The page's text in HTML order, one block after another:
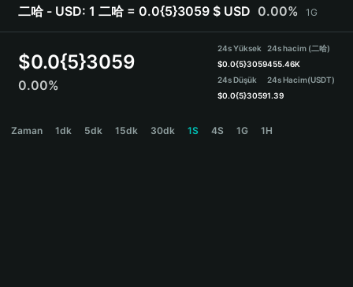
Bahasa Indonesia
ภาษาไทย
Español
Español (Argentina)
二哈 - USD: 1 二哈 = 0.0{5}3059 $ USD 0.00% 1G
$0.0{5}3059
0.00%
24s Yüksek
$0.0{5}3059
24s Düşük
$0.0{5}3059
24s hacim (二哈)
455.46K
24s Hacim(USDT)
1.39
Zaman 1dk 5dk 15dk 30dk 1S 4S 1G 1H